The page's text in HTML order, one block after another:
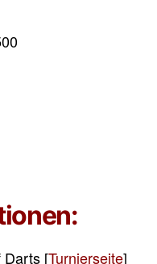
Darts [Turnierseite]